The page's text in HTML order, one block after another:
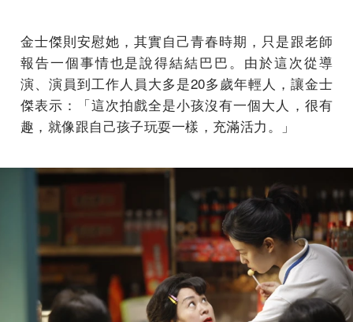
金士傑則安慰她，其實自己青春時期，只是跟老師
報告一個事情也是說得結結巴巴。由於這次從導
演、演員到工作人員大多是20多歲年輕人，讓金士
傑表示：「這次拍戲全是小孩沒有一個大人，很有
趣，就像跟自己孩子玩耍一樣，充滿活力。」